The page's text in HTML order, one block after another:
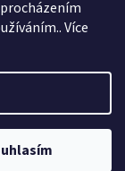
Více
potravin a